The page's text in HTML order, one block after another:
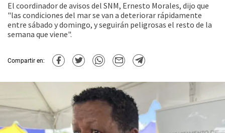
El coordinador de avisos del SNM, Ernesto Morales, dijo que
"las condiciones del mar se van a deteriorar rápidamente
entre sábado y domingo, y seguirán peligrosas el resto de la
semana que viene".
Compartir en: